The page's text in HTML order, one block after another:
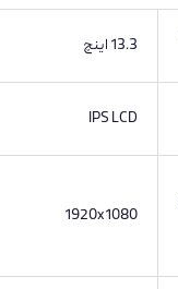
13.3 اینچ
IPS LCD
1920x1080